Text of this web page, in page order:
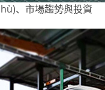
、市場趨勢與投資